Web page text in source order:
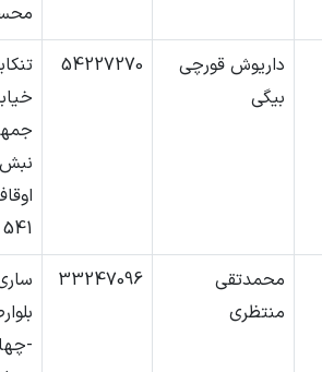
داریوش قورچی
بیگی
54227270
541
محمدتقی
منتظری
33247096
-